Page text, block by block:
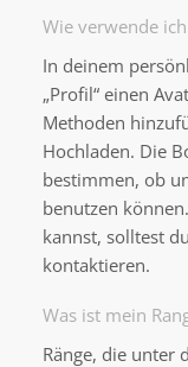
Wie verwende
In deinem
„Profil“ einen
Methoden
Hochladen. Die
bestimmen, ob
benutzen
kannst, solltest
kontaktieren.
Was ist mein
Ränge, die unter